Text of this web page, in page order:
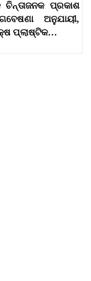
ପ୍ରକାଶ
ଅନୁଯାୟୀ,
ପ୍ଲାଷ୍ଟିକ…